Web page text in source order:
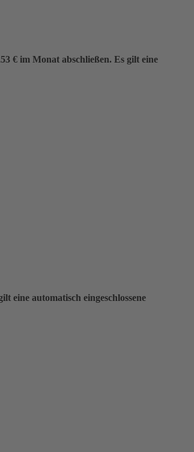
€ im Monat abschließen. Es gilt eine
eine automatisch eingeschlossene